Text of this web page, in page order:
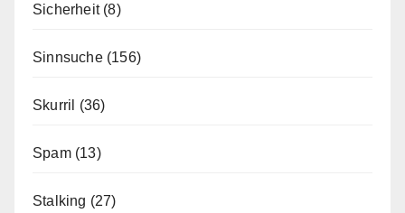
Sicherheit(8)
Sinnsuche(156)
Skurril (36)
Spam(13)
Stalking (27)